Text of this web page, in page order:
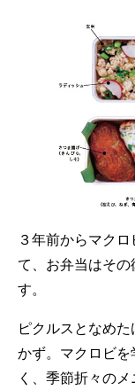
３年前からマク
て、お弁当はその
す。
ピクルスとなめ
かず。マクロビを
く、季節折々の